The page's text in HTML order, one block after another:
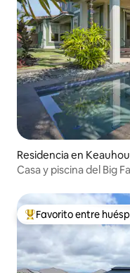
Residencia en Keauhou
Casa y piscina del Big
De los mejores en
Favorito entre